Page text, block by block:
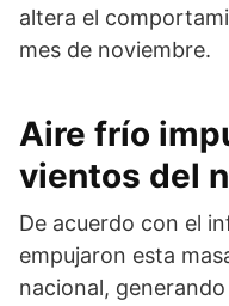
altera el
mes de noviembre.
Aire frío
vientos del
De acuerdo con el
empujaron esta
nacional,